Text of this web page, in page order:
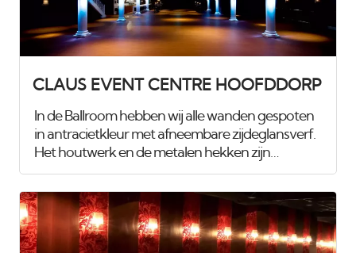
CLAUS EVENT CENTRE HOOFDDORP
In de Ballroom hebben wij alle wanden gespoten
in antracietkleur met afneembare zijdeglansverf.
Het houtwerk en de metalen hekken zijn
afgewerkt met hoogglanswit, wat zorgt voor een
strakke en moderne uitstraling. In combinatie
met de nieuwe LED-verlichting is de zaal volledig
klaar voor de komende jaren. De uitdaging was
om de werkzaamheden binnen de maximaal